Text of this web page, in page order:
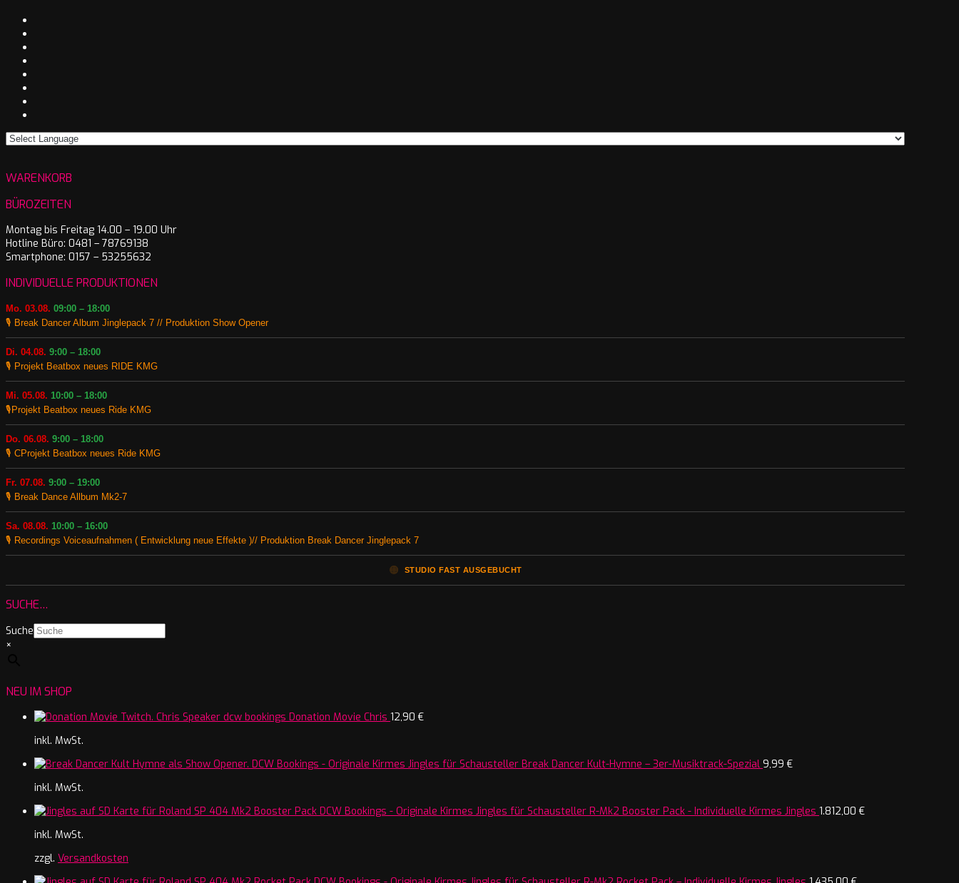
WARENKORB
BÜROZEITEN
Montag bis Freitag 14.00 – 19.00 Uhr
Hotline Büro: 0481 – 78769138
Smartphone: 0157 – 53255632
INDIVIDUELLE PRODUKTIONEN
Mo. 03.08. 09:00 – 18:00
🎙️ Break Dancer Album Jinglepack 7 // Produktion Show Opener
Di. 04.08. 9:00 – 18:00
🎙️ Projekt Beatbox neues RIDE KMG
Mi. 05.08. 10:00 – 18:00
🎙️Projekt Beatbox neues Ride KMG
Do. 06.08. 9:00 – 18:00
🎙️ CProjekt Beatbox neues Ride KMG
Fr. 07.08. 9:00 – 19:00
🎙️ Break Dance Allbum Mk2-7
Sa. 08.08. 10:00 – 16:00
🎙️ Recordings Voiceaufnahmen ( Entwicklung neue Effekte )// Produktion Break Dancer Jinglepack 7
🟠 STUDIO FAST AUSGEBUCHT
SUCHE…
Suche
×
NEU IM SHOP
Donation Movie Chris 12,90 €
inkl. MwSt.
Break Dancer Kult-Hymne – 3er-Musiktrack-Spezial 9,99 €
inkl. MwSt.
R-Mk2 Booster Pack - Individuelle Kirmes Jingles 1.812,00 €
inkl. MwSt.
zzgl. Versandkosten